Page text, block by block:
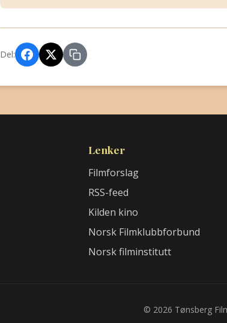
Del:
Lenker
Filmforslag
RSS-feed
Kilden kino
Norsk Filmklubbforbund
Norsk filminstitutt
© 2026 Tønsberg